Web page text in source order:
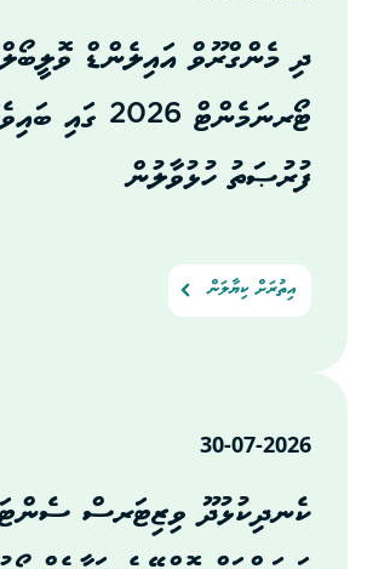
ދި މެންގްރޫވް އައިލެންޑް ވޮލީބޯލް
ޓޯރނަމެންޓް 2026
ފުރުޞަތު ހުޅުވާލުން
އިތުރަށް ކިޔާލަން
30-07-2026
ކެނދިކުޅުދޫ ވިޒިޓަރސް